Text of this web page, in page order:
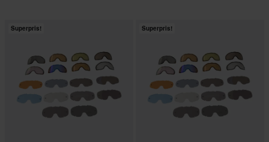
Superpris! Superpris!